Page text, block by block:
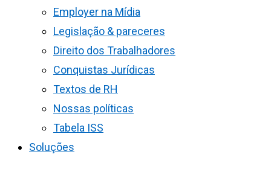
Employer na Mídia
Legislação & pareceres
Direito dos Trabalhadores
Conquistas Jurídicas
Textos de RH
Nossas políticas
Tabela ISS
Soluções